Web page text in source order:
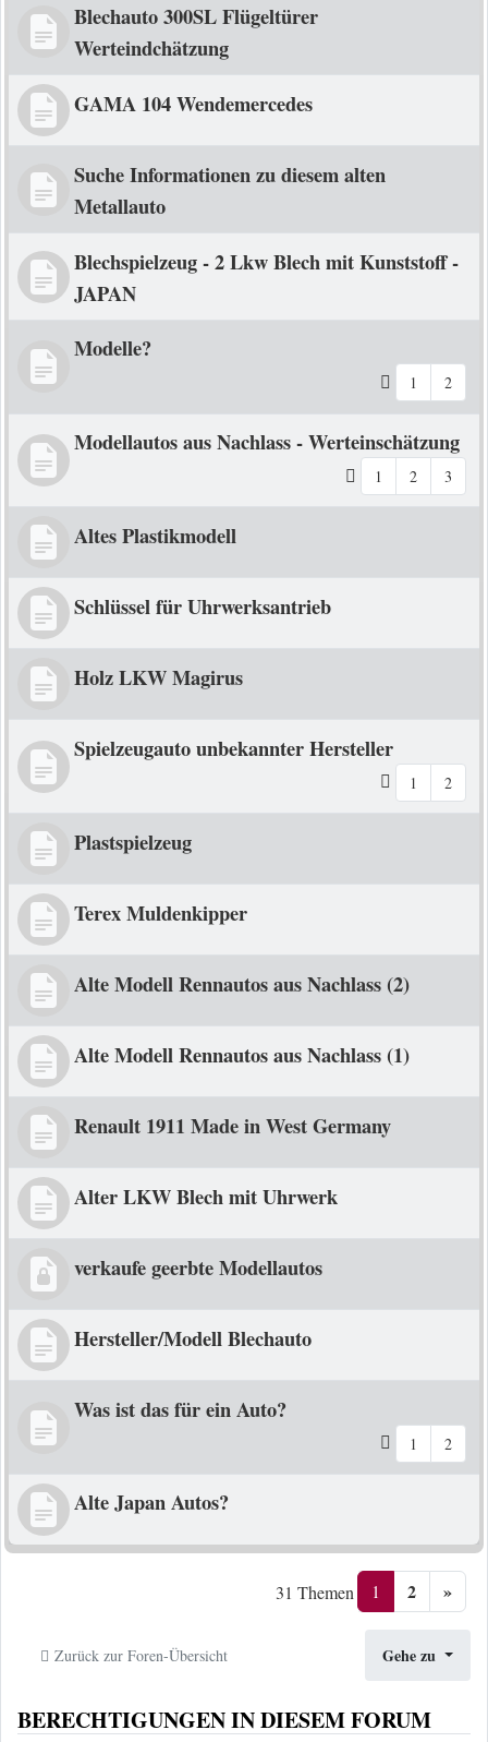
Blechauto 300SL Flügeltürer
Werteindchätzung
GAMA 104 Wendemercedes
Suche Informationen zu diesem alten
Metallauto
Blechspielzeug - 2 Lkw Blech mit Kunststoff -
JAPAN
Modelle?
1 2
Modellautos aus Nachlass - Werteinschätzung
1 2 3
Altes Plastikmodell
Schlüssel für Uhrwerksantrieb
Holz LKW Magirus
Spielzeugauto unbekannter Hersteller
1 2
Plastspielzeug
Terex Muldenkipper
Alte Modell Rennautos aus Nachlass (2)
Alte Modell Rennautos aus Nachlass (1)
Renault 1911 Made in West Germany
Alter LKW Blech mit Uhrwerk
verkaufe geerbte Modellautos
Hersteller/Modell Blechauto
Was ist das für ein Auto?
1 2
Alte Japan Autos?
31 Themen 1 2 »
Zurück zur Foren-Übersicht Gehe zu
BERECHTIGUNGEN IN DIESEM FORUM